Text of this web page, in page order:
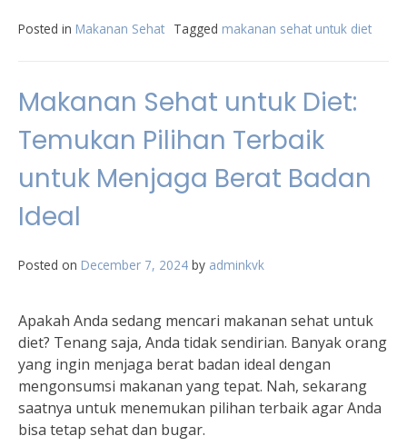
Posted in Makanan Sehat Tagged makanan sehat untuk diet
Makanan Sehat untuk Diet:
Temukan Pilihan Terbaik
untuk Menjaga Berat Badan
Ideal
Posted on December 7, 2024 by adminkvk
Apakah Anda sedang mencari makanan sehat untuk
diet? Tenang saja, Anda tidak sendirian. Banyak orang
yang ingin menjaga berat badan ideal dengan
mengonsumsi makanan yang tepat. Nah, sekarang
saatnya untuk menemukan pilihan terbaik agar Anda
bisa tetap sehat dan bugar.